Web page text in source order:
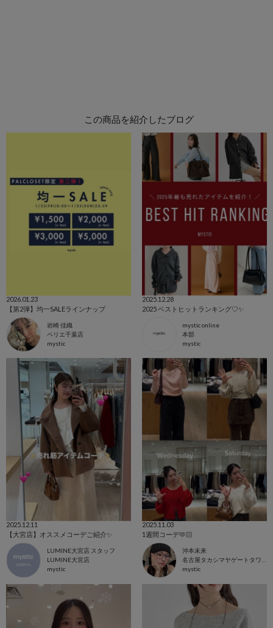
この商品を紹介したブログ
2026.01.23
【第2弾】均一SALEラインナップ
岩崎 佳織
ペリエ千葉店
mystic
2025.12.28
2025 ベストヒットランキング♡✨
mystic online
本部
mystic
2025.12.11
【大宮店】オススメコーデご紹介✨
LUMINE大宮店 スタッフ
LUMINE大宮店
mystic
2025.11.03
1週間コーデ🫶🏻
沖本未来
名古屋タカシマヤゲートタワーモール店
mystic